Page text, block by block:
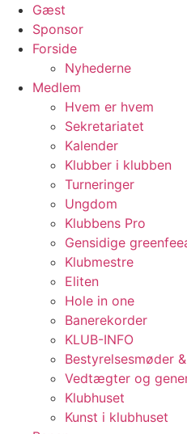
Gæst
Sponsor
Forside
Nyhederne
Medlem
Hvem er hvem
Sekretariatet
Kalender
Klubber i klubben
Turneringer
Ungdom
Klubbens Pro
Gensidige
Klubmestre
Eliten
Hole in one
Banerekorder
KLUB-INFO
Bestyrelsesmøder
Vedtægter og
Klubhuset
Kunst i klubhuset